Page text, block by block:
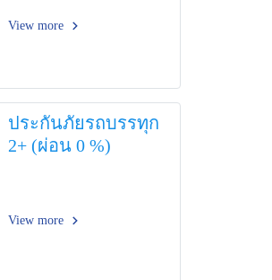
View more
ประกันภัยรถบรรทุก
2+ (ผ่อน 0 %)
View more